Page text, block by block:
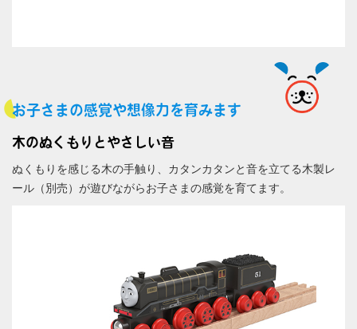
お子さまの感覚や想像力を育みます
木のぬくもりとやさしい音
ぬくもりを感じる木の手触り、カタンカタンと音を立てる木製レ
ール（別売）が遊びながらお子さまの感覚を育てます。